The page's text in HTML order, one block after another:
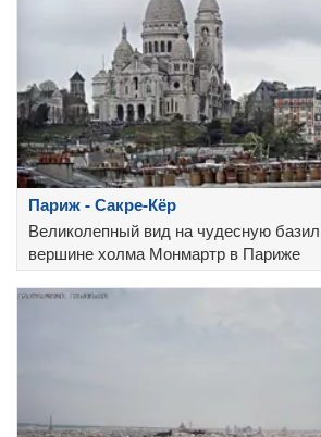
Париж - Сакре-Кёр
Великолепный вид на чудесную
вершине холма Монмартр в Париже